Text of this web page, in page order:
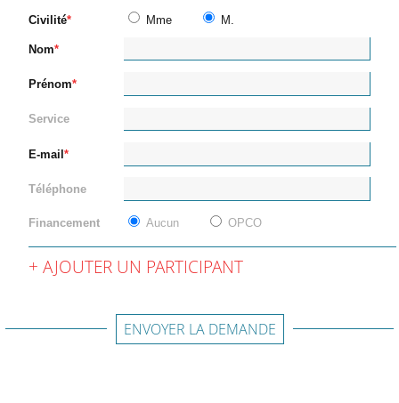
Civilité Mme M.
Nom
Prénom
Service
E-mail
Téléphone
Financement Aucun OPCO
AJOUTER UN PARTICIPANT
ENVOYER LA DEMANDE